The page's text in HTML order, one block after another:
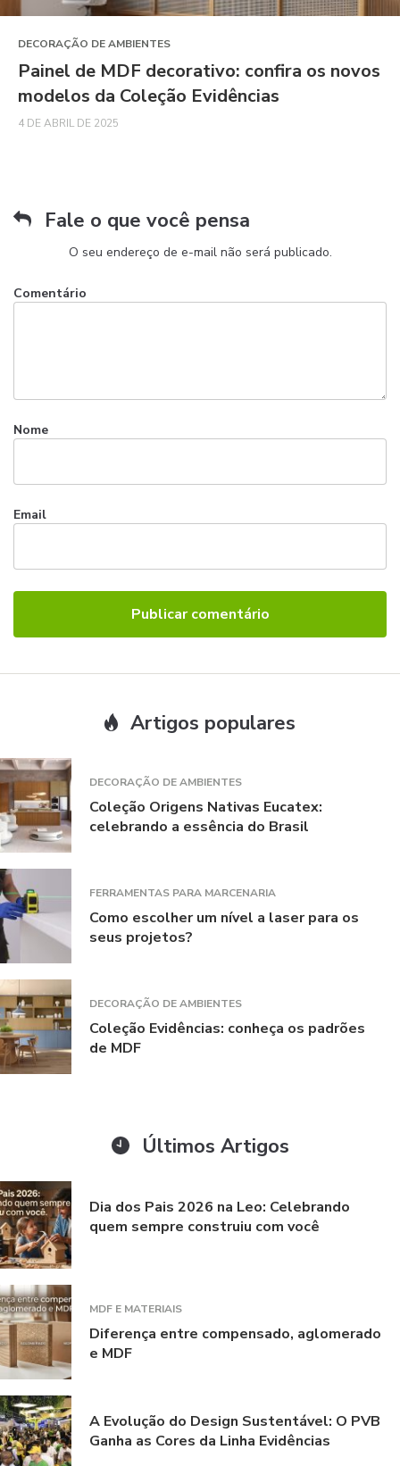
DECORAÇÃO DE AMBIENTES
Painel de MDF decorativo: confira os novos
modelos da Coleção Evidências
4 DE ABRIL DE 2025
Fale o que você pensa
O seu endereço de e-mail não será publicado.
Nome
Email
Comentário
Artigos populares
DECORAÇÃO DE AMBIENTES
Coleção Origens Nativas Eucatex:
celebrando a essência do Brasil
FERRAMENTAS PARA MARCENARIA
Como escolher um nível a laser para os
seus projetos?
DECORAÇÃO DE AMBIENTES
Coleção Evidências: conheça os padrões
de MDF
Últimos Artigos
Dia dos Pais 2026 na Leo: Celebrando
quem sempre construiu com você
MDF E MATERIAIS
Diferença entre compensado, aglomerado
e MDF
A Evolução do Design Sustentável: O PVB
Ganha as Cores da Linha Evidências